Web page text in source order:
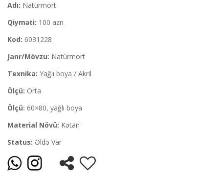
Adı: Natürmort
Qiyməti: 100 azn
Kod: 6031228
Janr/Mövzu: Natürmort
Texnika: Yağlı boya / Akril
Ölçü: Orta
Ölçü: 60×80, yağlı boya
Material Növü: Kətan
Status: Əldə Var